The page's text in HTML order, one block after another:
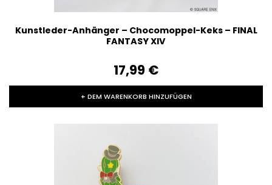
Kunstleder-Anhänger – Chocomoppel-Keks – FINAL
FANTASY XIV
17,99‎ ‎€
+ DEM WARENKORB HINZUFÜGEN